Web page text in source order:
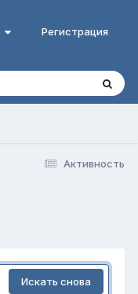
Регистрация
Активность
Искать снова